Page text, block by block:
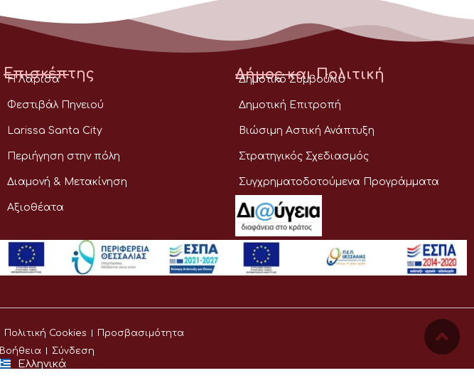
Επισκέπτης
Η Λάρισα
Φεστιβάλ Πηνειού
Larissa Santa City
Περιήγηση στην πόλη
Διαμονή & Μετακίνηση
Αξιοθέατα
Δήμος και Πολιτική
Δημοτικό Συμβούλιο
Δημοτική Επιτροπή
Βιώσιμη Αστική Ανάπτυξη
Στρατηγικός Σχεδιασμός
Συγχρηματοδοτούμενα Προγράμματα
Πολιτική Cookies
Προσβασιμότητα
Βοήθεια Σύνδεση
Ελληνικά